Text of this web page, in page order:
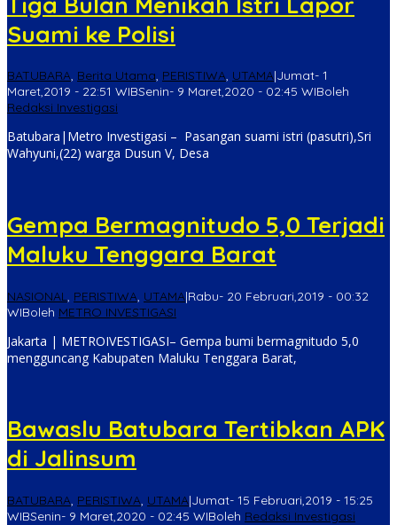
Suami ke Polisi
BATUBARA, Berita Utama, PERISTIWA, UTAMA|Jumat- 1
Maret,2019 - 22:51 WIBSenin- 9 Maret,2020 - 02:45 WIBoleh
Redaksi Investigasi
Batubara|Metro Investigasi – Pasangan suami istri (pasutri),Sri
Wahyuni,(22) warga Dusun V, Desa
Gempa Bermagnitudo 5,0 Terjadi
Maluku Tenggara Barat
NASIONAL PERISTIWA UTAMA|Rabu- 20 Februari,2019 - 00:32
WIBoleh METRO INVESTIGASI
Jakarta | METROIVESTIGASI– Gempa bumi bermagnitudo 5,0
mengguncang Kabupaten Maluku Tenggara Barat,
Bawaslu Batubara Tertibkan APK
di Jalinsum
BATUBARA, PERISTIWA, UTAMA|Jumat- 15 Februari,2019 - 15:25
WIBSenin- 9 Maret,2020 - 02:45 WIBoleh Redaksi Investigasi